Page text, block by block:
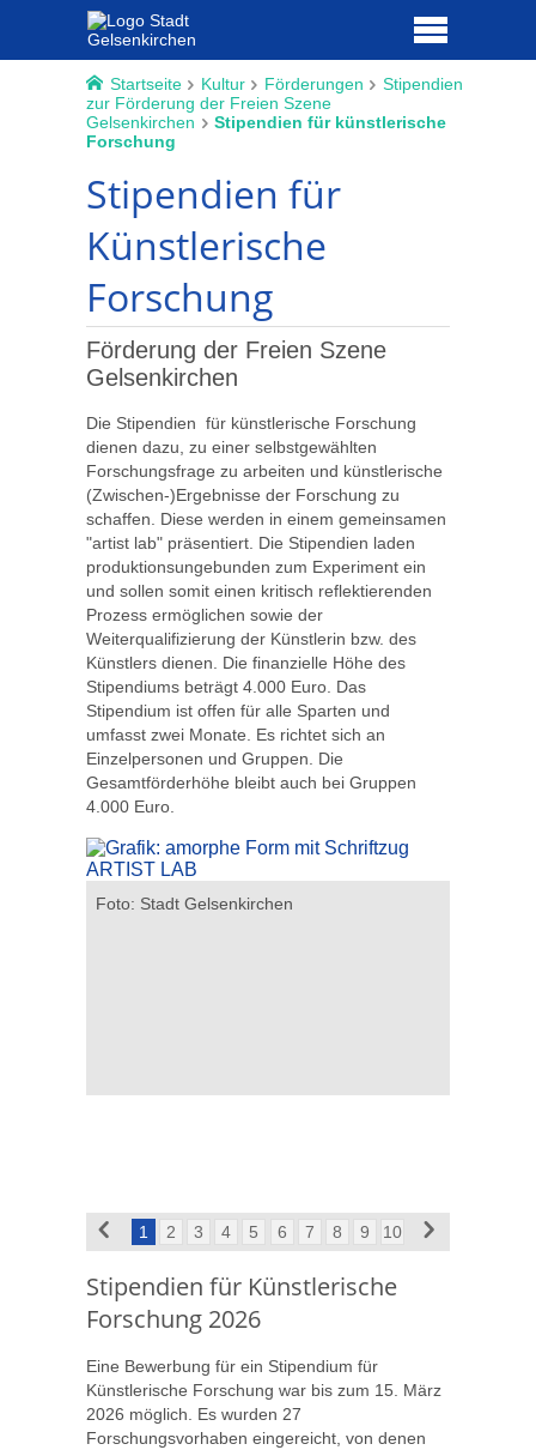
Startseite Kultur Förderungen
Stipendien
zur Förderung der Freien Szene
Gelsenkirchen
Stipendien für künstlerische
Forschung
Stipendien für
Künstlerische
Forschung
Förderung der Freien Szene
Gelsenkirchen
Die Stipendien für künstlerische Forschung
dienen dazu, zu einer selbstgewählten
Forschungsfrage zu arbeiten und künstlerische
(Zwischen-)Ergebnisse der Forschung zu
schaffen. Diese werden in einem gemeinsamen
"artist lab" präsentiert. Die Stipendien laden
produktionsungebunden zum Experiment ein
und sollen somit einen kritisch reflektierenden
Prozess ermöglichen sowie der
Weiterqualifizierung der Künstlerin bzw. des
Künstlers dienen. Die finanzielle Höhe des
Stipendiums beträgt 4.000 Euro. Das
Stipendium ist offen für alle Sparten und
umfasst zwei Monate. Es richtet sich an
Einzelpersonen und Gruppen. Die
Gesamtförderhöhe bleibt auch bei Gruppen
4.000 Euro.
Foto: Stadt Gelsenkirchen
1 2 3 4 5 6 7 8 9 10
Stipendien für Künstlerische
Forschung 2026
Eine Bewerbung für ein Stipendium für
Künstlerische Forschung war bis zum 15. März
2026 möglich. Es wurden 27
Forschungsvorhaben eingereicht, von denen